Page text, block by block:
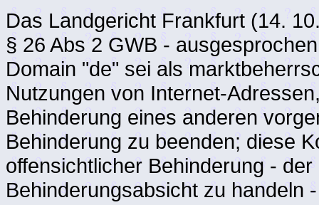
Das Landgericht Frankfurt (14.
§ 26 Abs 2 GWB -
Domain "de" sei als
Nutzungen von Internet-
Behinderung eines anderen
Behinderung zu beenden; diese
offensichtlicher Behinderung -
Behinderungsabsicht zu handeln